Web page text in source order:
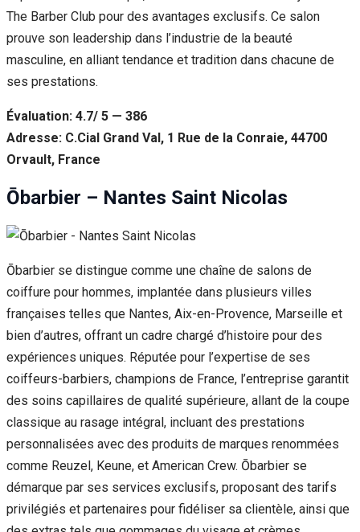
The Barber Club pour des avantages exclusifs. Ce salon
prouve son leadership dans l’industrie de la beauté
masculine, en alliant tendance et tradition dans chacune de
ses prestations.
Évaluation: 4.7/ 5 — 386
Adresse: C.Cial Grand Val, 1 Rue de la Conraie, 44700
Orvault, France
Ōbarbier – Nantes Saint Nicolas
Ōbarbier se distingue comme une chaîne de salons de
coiffure pour hommes, implantée dans plusieurs villes
françaises telles que Nantes, Aix-en-Provence, Marseille et
bien d’autres, offrant un cadre chargé d’histoire pour des
expériences uniques. Réputée pour l’expertise de ses
coiffeurs-barbiers, champions de France, l’entreprise garantit
des soins capillaires de qualité supérieure, allant de la coupe
classique au rasage intégral, incluant des prestations
personnalisées avec des produits de marques renommées
comme Reuzel, Keune, et American Crew. Ōbarbier se
démarque par ses services exclusifs, proposant des tarifs
privilégiés et partenaires pour fidéliser sa clientèle, ainsi que